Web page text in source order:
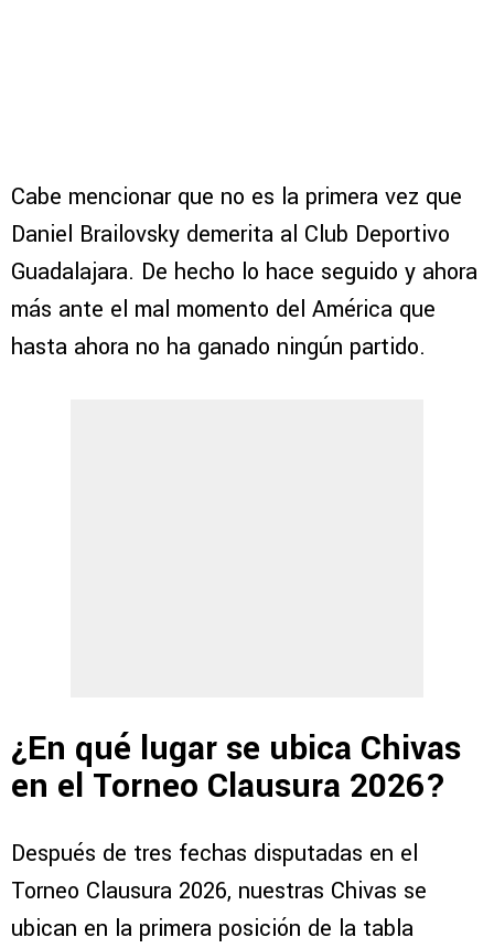
Cabe mencionar que no es la primera vez que
Daniel Brailovsky demerita al Club Deportivo
Guadalajara. De hecho lo hace seguido y ahora
más ante el mal momento del América que
hasta ahora no ha ganado ningún partido.
¿En qué lugar se ubica Chivas
en el Torneo Clausura 2026?
Después de tres fechas disputadas en el
Torneo Clausura 2026, nuestras Chivas se
ubican en la primera posición de la tabla